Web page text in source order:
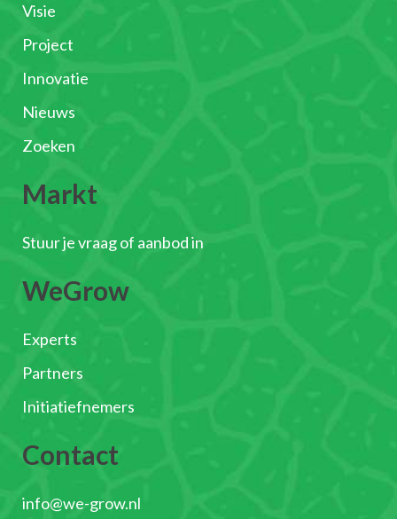
Visie
Project
Innovatie
Nieuws
Zoeken
Markt
Stuur je vraag of aanbod in
WeGrow
Experts
Partners
Initiatiefnemers
Contact
info@we-grow.nl